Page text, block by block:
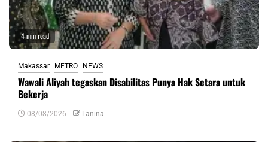
4 min read
Makassar METRO NEWS
Wawali Aliyah tegaskan Disabilitas Punya Hak Setara untuk
Bekerja
08/08/2026 Lanina